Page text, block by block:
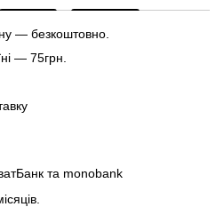
— безкоштовно.
— 75грн.
та monobank